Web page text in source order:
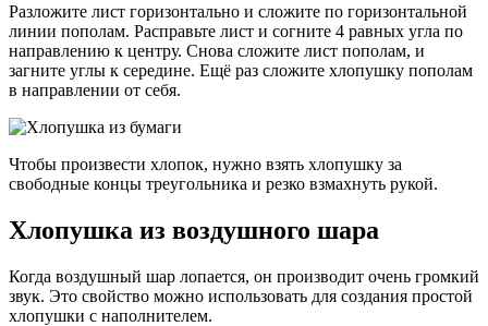
Разложите лист горизонтально и сложите по горизонтальной
линии пополам. Расправьте лист и согните 4 равных угла по
направлению к центру. Снова сложите лист пополам, и
загните углы к середине. Ещё раз сложите хлопушку пополам
в направлении от себя.
Чтобы произвести хлопок, нужно взять хлопушку за
свободные концы треугольника и резко взмахнуть рукой.
Хлопушка из воздушного шара
Когда воздушный шар лопается, он производит очень громкий
звук. Это свойство можно использовать для создания простой
хлопушки с наполнителем.